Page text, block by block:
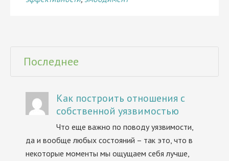
Последнее
Как построить отношения с
собственной уязвимостью
Что еще важно по поводу уязвимости,
да и вообще любых состояний – так это, что в
некоторые моменты мы ощущаем себя лучше,